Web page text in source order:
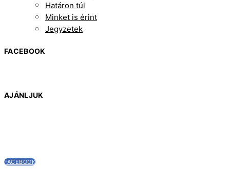
Határon túl
Minket is érint
Jegyzetek
FACEBOOK
AJÁNLJUK
FACEBOOK